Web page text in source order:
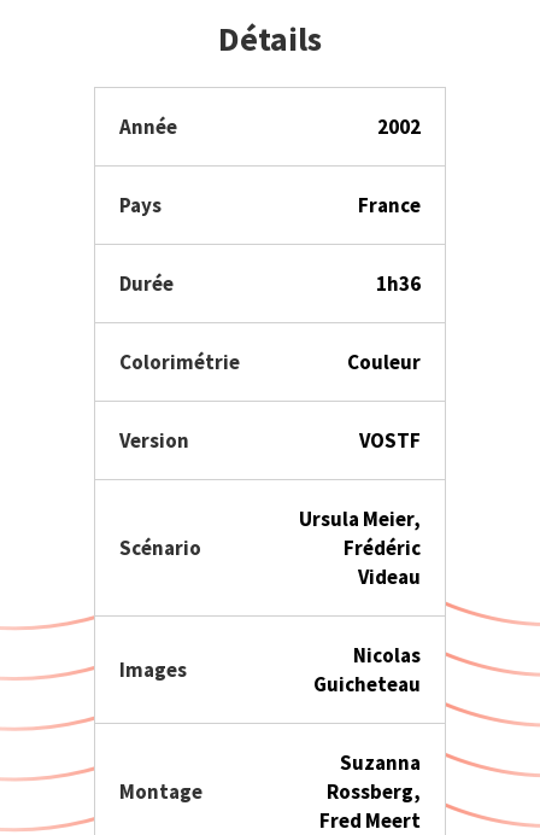
Détails
Année 2002
Pays France
Durée 1h36
Colorimétrie Couleur
Version VOSTF
Scénario
Ursula Meier,
Frédéric
Videau
Images
Nicolas
Guicheteau
Montage
Suzanna
Rossberg,
Fred Meert